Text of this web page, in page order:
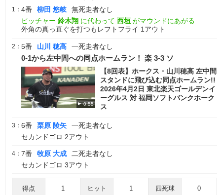
1： 4番 柳田 悠岐
無死走者なし
ピッチャー 鈴木翔 に代わって 西垣 がマウンドにあがる
外角の真っ直ぐを打つもレフトフライ 1アウト
2： 5番 山川 穂高 一死走者なし
0-1から左中間への同点ホームラン！ 楽 3-3 ソ
0:55
【8回表】ホークス・山川穂高 左中間
スタンドに飛び込む同点ホームラン!!
2026年4月2日 東北楽天ゴールデンイ
ーグルス 対 福岡ソフトバンクホーク
ス
3： 6番 栗原 陵矢
一死走者なし
セカンドゴロ 2アウト
4： 7番 牧原 大成
二死走者なし
セカンドゴロ 3アウト
得点 1 ヒット 1 四死球 0